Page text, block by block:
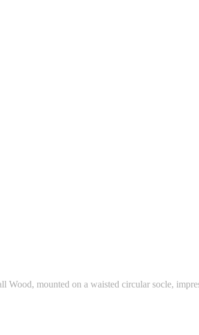
mounted on a waisted circular socle,